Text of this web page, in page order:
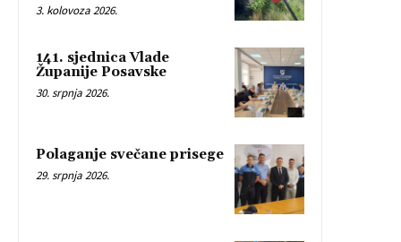
3. kolovoza 2026.
141. sjednica Vlade
Županije Posavske
30. srpnja 2026.
Polaganje svečane prisege
29. srpnja 2026.